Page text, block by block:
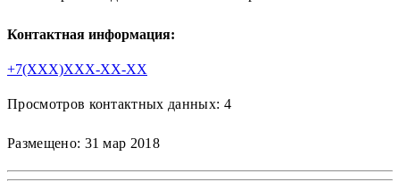
Контактная информация:
+7(XXX)XXX-XX-XX
Просмотров контактных данных: 4
Размещено: 31 мар 2018